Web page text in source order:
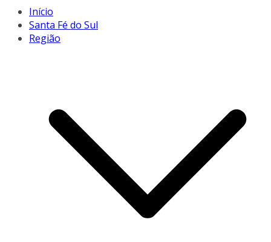
Início
Santa Fé do Sul
Região